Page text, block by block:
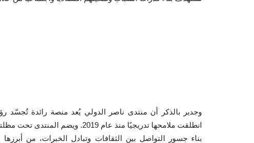
وجدير بالذكر أن منتدى ناصر الدولي يُعد منصة رائدة تُجسّد
انطلقت ملامحها تدريجيًا منذ عام
بناء جسور التواصل بين الثقافات وتبادل الخبرات، من أبرزها